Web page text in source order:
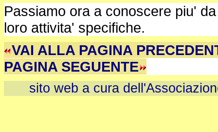
Passiamo ora a conoscere piu'
loro attivita' specifiche.
VAI ALLA PAGINA
PAGINA SEGUENTE
sito web a cura